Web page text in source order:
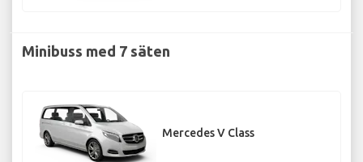
Minibuss med 7 säten
Mercedes V Class